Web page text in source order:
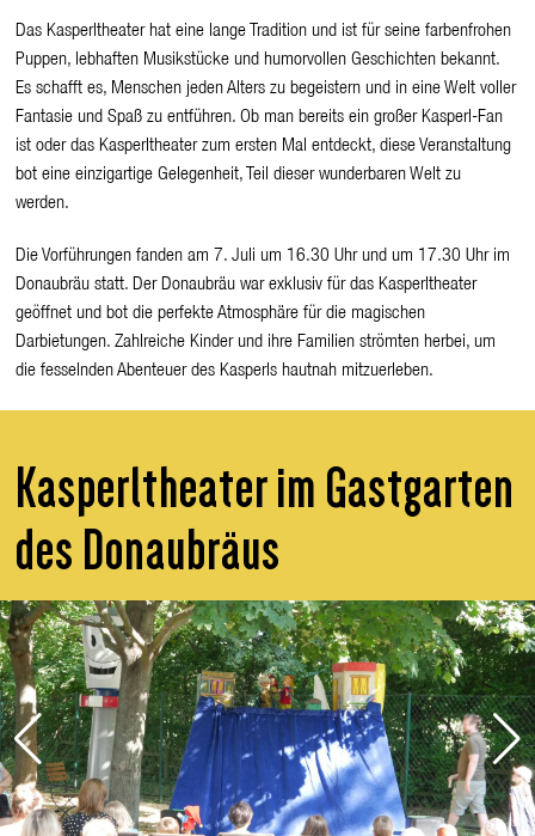
Das Kasperltheater hat eine lange Tradition und ist für seine farbenfrohen
Puppen, lebhaften Musikstücke und humorvollen Geschichten bekannt.
Es schafft es, Menschen jeden Alters zu begeistern und in eine Welt voller
Fantasie und Spaß zu entführen. Ob man bereits ein großer Kasperl-Fan
ist oder das Kasperltheater zum ersten Mal entdeckt, diese Veranstaltung
bot eine einzigartige Gelegenheit, Teil dieser wunderbaren Welt zu
werden.
Die Vorführungen fanden am 7. Juli um 16.30 Uhr und um 17.30 Uhr im
Donaubräu statt. Der Donaubräu war exklusiv für das Kasperltheater
geöffnet und bot die perfekte Atmosphäre für die magischen
Darbietungen. Zahlreiche Kinder und ihre Familien strömten herbei, um
die fesselnden Abenteuer des Kasperls hautnah mitzuerleben.
Kasperltheater im Gastgarten
des Donaubräus